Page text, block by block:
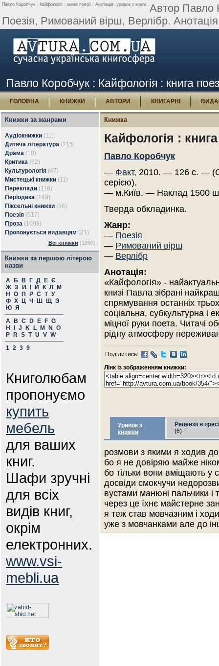
Павло Коробчук : Кайфологія : книга поезії : Анотація, уривок з книги. Автор Павло
Поезія, Римований вірш, Верлібр.
Павло Коробчук : Кайфологія : книга
ГОЛОВНА КНИЖКИ АВТОРИ КНИГАРНІ
Книжки за жанрами
Аудіокнижки (11)
Дитяча література (215)
Драма (18)
Критика (62)
Культурологія (47)
Мистецькі книжки (11)
Переклади (116)
Періодика (149)
Піксельні книжки (56)
Поезія (517)
Проза (1098)
Пропонується видавцям (21)
Всі книжки (1660)
Книжки за першою літерою
назви
А Б В Г Д Е Є
Ж З И Й К Л
М
Н
О П Р С Т У
Ф Х Ц Ч Ш Щ Э
Ю Я
A
B C D E F G
H
J K L M N
O
P
R S T U V W
1 2 3 9
Книголюбам
пропонуємо
купить
мебель
для ваших
книг.
Шафи зручні
для всіх
видів книг,
окрім
електронних.
www.vsi-
mebli.ua
Книжка
Кайфологія : книга
Павло Коробчук
— Факт, 2010. — 126 с. —
серією).
— м.Київ. — Наклад 1500
Тверда обкладинка.
Жанр:
— Поезія
— Римований вірш
— Верлібр
Анотація:
«Кайфологія» -
книзі Павла зібрані
спрямування останніх
соціальна, субкультурна і
міцної руки поета. Читачі
рідну атмосферу
Поділитись:
Лінк із зображенням книжки:
Уривок з
книжки
Рецензії в пресі
(6)
розмови з якими я ходив
бо я не довіряю майже
бо тільки вони вміщають у
досвіди смокчучи
вустами манюні пальчики і
через це їхнє майстерне
я теж став мовчазним і
уже з мовчанками але до